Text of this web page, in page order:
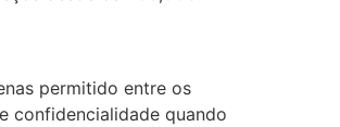
permitido entre os
confidencialidade quando